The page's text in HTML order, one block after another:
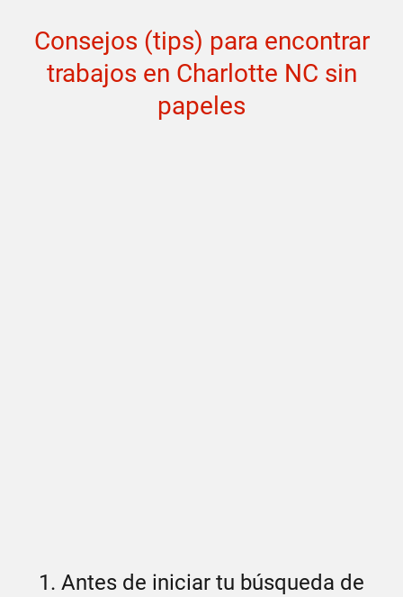
Consejos (tips) para encontrar
trabajos en Charlotte NC sin
papeles
1. Antes de iniciar tu búsqueda de